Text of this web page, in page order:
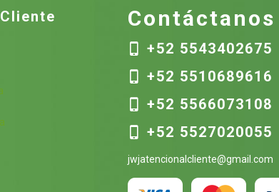
Contáctanos
+52 5543402675
+52 5510689616
+52 5566073108
+52 5527020055
jwjatencionalcliente@gmail.com